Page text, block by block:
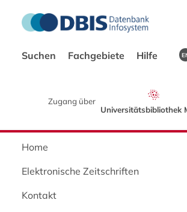
Suchen Fachgebiete Hilfe
Zugang über
Universitätsbibliothek
Home
Elektronische Zeitschriften
Kontakt